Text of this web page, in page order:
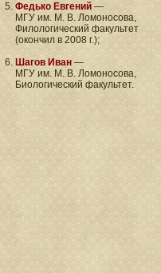
Федько Евгений —
МГУ им. М. В. Ломоносова,
Филологический факультет
(окончил в 2008 г.);
Шагов Иван —
МГУ им. М. В. Ломоносова,
Биологический факультет.